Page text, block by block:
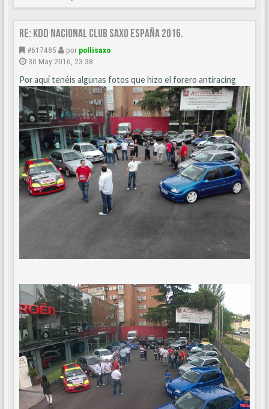
Re: KDD Nacional Club Saxo España 2016.
#617485 por pollisaxo
30 May 2016, 23:38
Por aquí tenéis algunas fotos que hizo el forero antiracing